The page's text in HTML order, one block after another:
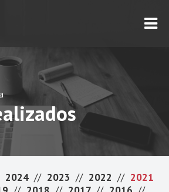
2024 // 2023 // 2022 // 2021